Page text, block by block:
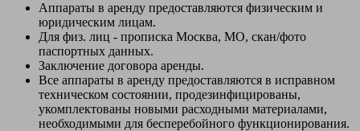
Аппараты в аренду предоставляются физическим и
юридическим лицам.
Для физ. лиц - прописка Москва, МО, скан/фото
паспортных данных.
Заключение договора аренды.
Все аппараты в аренду предоставляются в исправном
техническом состоянии, продезинфицированы,
укомплектованы новыми расходными материалами,
необходимыми для бесперебойного функционирования.